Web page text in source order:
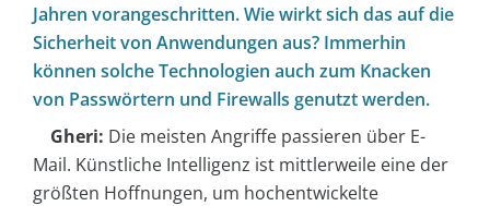
Jahren vorangeschritten. Wie wirkt sich das auf die
Sicherheit von Anwendungen aus? Immerhin
können solche Technologien auch zum Knacken
von Passwörtern und Firewalls genutzt werden.
Gheri: Die meisten Angriffe passieren über E-
Mail. Künstliche Intelligenz ist mittlerweile eine der
größten Hoffnungen, um hochentwickelte